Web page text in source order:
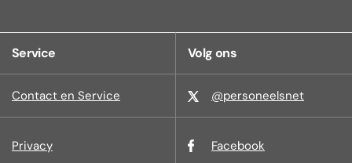
Service
Contact en Service
Privacy
Volg ons
@personeelsnet
Facebook